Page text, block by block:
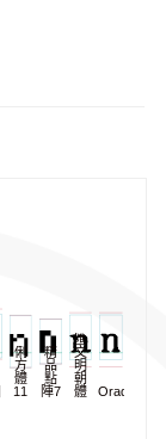
俐
方
體
11
精
品
點
陣7
匯
文
明
朝
體
Oradano